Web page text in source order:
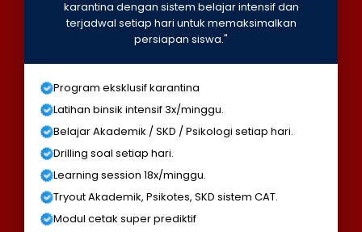
karantina dengan sistem belajar intensif dan
terjadwal setiap hari untuk memaksimalkan
persiapan siswa."
Program eksklusif karantina
Latihan binsik intensif 3x/minggu.
Belajar Akademik / SKD / Psikologi setiap hari.
Drilling soal setiap hari.
Learning session 18x/minggu.
Tryout Akademik, Psikotes, SKD sistem CAT.
Modul cetak super prediktif